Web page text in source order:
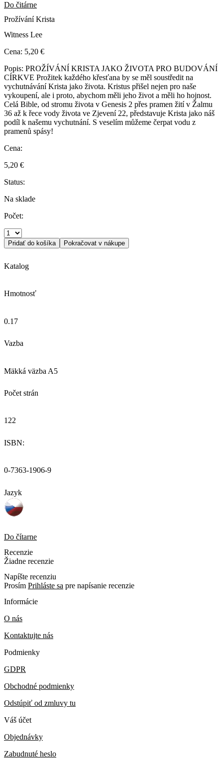
Do čitárne
Prožívání Krista
Witness Lee
Cena: 5,20 €
Popis: PROŽÍVÁNÍ KRISTA JAKO ŽIVOTA PRO BUDOVÁNÍ
CÍRKVE Prožitek každého křesťana by se měl soustředit na
vychutnávání Krista jako života. Kristus přišel nejen pro naše
vykoupení, ale i proto, abychom měli jeho život a měli ho hojnost.
Celá Bible, od stromu života v Genesis 2 přes pramen žití v Žalmu
36 až k řece vody života ve Zjevení 22, představuje Krista jako náš
podíl k našemu vychutnání. S veselím můžeme čerpat vodu z
pramenů spásy!
Cena:
5,20 €
Status:
Na sklade
Počet:
Pridať do košíka Pokračovat v nákupe
Katalog
Hmotnosť
0.17
Vazba
Mäkká väzba A5
Počet strán
122
ISBN:
0-7363-1906-9
Jazyk
Do čítarne
Recenzie
Žiadne recenzie
Napíšte recenziu
Prosím Prihláste sa pre napísanie recenzie
Informácie
O nás
Kontaktujte nás
Podmienky
GDPR
Obchodné podmienky
Odstúpiť od zmluvy tu
Váš účet
Objednávky
Zabudnuté heslo